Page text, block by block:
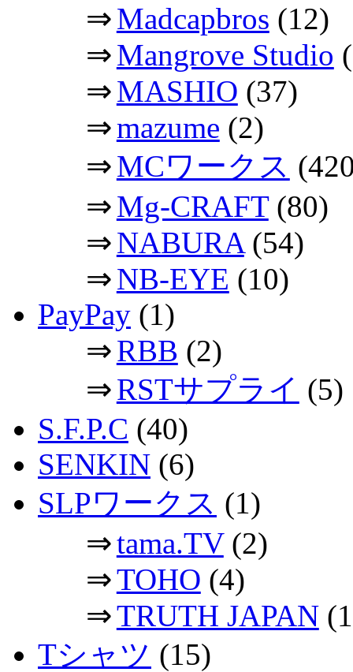
⇒Madcapbros (12)
⇒Mangrove Studio
⇒MASHIO (37)
⇒mazume (2)
⇒MCワークス
⇒Mg-CRAFT(80)
⇒NABURA(54)
⇒NB-EYE (10)
PayPay (1)
⇒RBB (2)
⇒RSTサプライ (5)
S.F.P.C (40)
SENKIN (6)
SLPワークス (1)
⇒tama.TV(2)
⇒TOHO (4)
⇒TRUTH JAPAN
Tシャツ (15)